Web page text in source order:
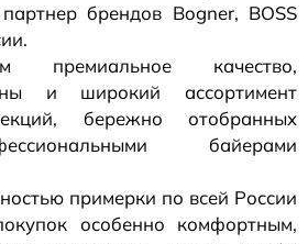
брендов Bogner, BOSS
премиальное качество,
и широкий ассортимент
бережно отобранных
байерами
примерки по всей России
особенно комфортным,